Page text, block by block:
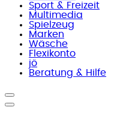
Sport & Freizeit
Multimedia
Spielzeug
Marken
Wäsche
Flexikonto
jö
Beratung & Hilfe